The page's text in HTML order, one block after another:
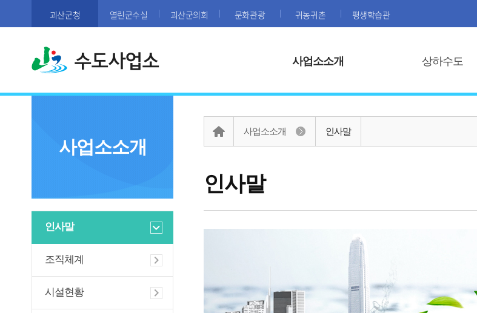
괴산군청 열린군수실 괴산군의회 문화관광 귀농귀촌 평생학습관
수도사업소 사업소소개 상하수도
사업소소개
인사말
조직체계
시설현황
인사말
사업소소개 인사말